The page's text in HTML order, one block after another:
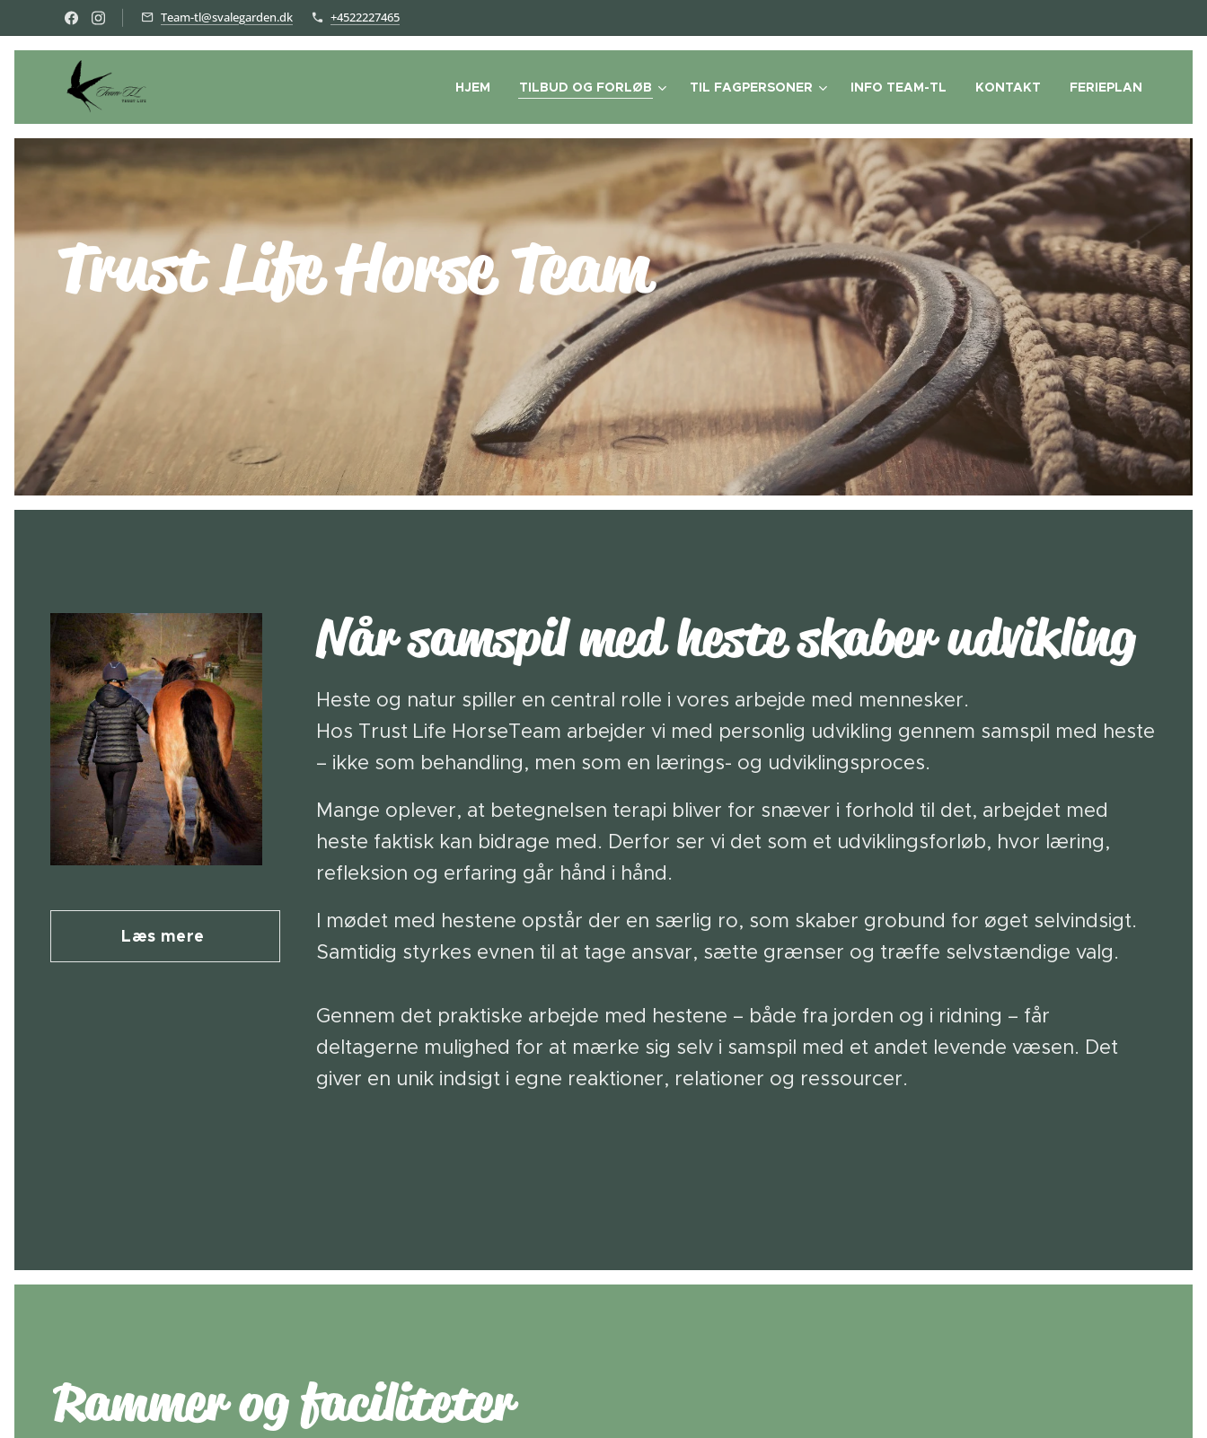
Team-tl@svalegarden.dk +4522227465
HJEM TILBUD OG FORLØB TIL FAGPERSONER INFO TEAM-TL KONTAKT FERIEPLAN
Trust Life Horse Team
Læs mere
Når samspil med heste skaber udvikling
Heste og natur spiller en central rolle i vores arbejde med mennesker.
Hos Trust Life HorseTeam arbejder vi med personlig udvikling gennem samspil med heste
– ikke som behandling, men som en lærings- og udviklingsproces.
Mange oplever, at betegnelsen terapi bliver for snæver i forhold til det, arbejdet med
heste faktisk kan bidrage med. Derfor ser vi det som et udviklingsforløb, hvor læring,
refleksion og erfaring går hånd i hånd.
I mødet med hestene opstår der en særlig ro, som skaber grobund for øget selvindsigt.
Samtidig styrkes evnen til at tage ansvar, sætte grænser og træffe selvstændige valg.
Gennem det praktiske arbejde med hestene – både fra jorden og i ridning – får
deltagerne mulighed for at mærke sig selv i samspil med et andet levende væsen. Det
giver en unik indsigt i egne reaktioner, relationer og ressourcer.
Rammer og faciliteter